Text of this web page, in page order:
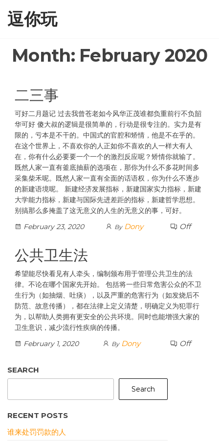
the逗你玩
Month: February 2020
二三事
可好二月题记 过去我曾苍老如今风华正茂谁都负重前行不负韶
华可好 傻大叔的逻辑是很简单的，行动是很专注的。实力是有
限的，亏本是不干的。中国式的官腔和矫情，他是不在乎的。
在这个世界上，不喜欢你的人正如你不喜欢的人一样大有人
在，你有什么必要要一个一个的激烈反应呢？矫情你就输了。
既然人家一直有釜底抽薪的选项在，那你为什么不多花时间多
采集柴禾呢。既然人家一直有全面的话语权，你为什么不逐步
的新建语境呢。 新建经济发展指标，新建国家实力指标，新建
大学能力指标，新建与国际先进差距的指标，新建哲学思想。
别搞那么多掩盖了这无意义的人生的无意义的事，可好。
February 23, 2020
By Dony Off
公共卫生法
希望能尽快看见有人牵头，编制颁布用于管理公共卫生的法
律。不论在哪个国家先开始。 包括将一些日常危害公众的不卫
生行为（如抽烟、吐痰），以及严重的危害行为（如发烧后不
防范、故意传播），都在法律上定义清楚，明确定义为犯罪行
为，以帮助人类拥有更安全的公共环境。同时也能增强大家的
卫生意识，减少流行性疾病的传播。
February 1, 2020
By Dony Off
SEARCH
Search
RECENT POSTS
谁来处罚罚款的人